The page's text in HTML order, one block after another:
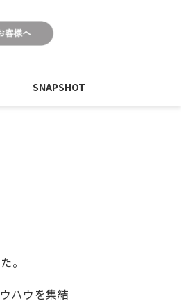
SNAPSHOT
。
ハウを集結